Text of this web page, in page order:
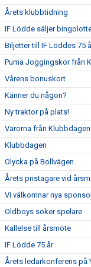
Årets klubbtidning
IF Lödde säljer
Biljetter till IF Löddes 75
Puma Joggingskor från
Vårens bonuskort
Känner du någon?
Ny traktor på plats!
Varorna från
Klubbdagen
Olycka på Bollvägen
Årets pristagare vid
Vi välkomnar nya
Oldboys söker spelare
Kallelse till årsmöte
IF Lödde 75 år
Årets ledarkonferens på